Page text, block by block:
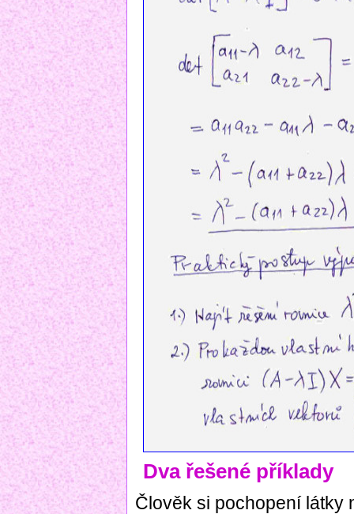
Dva řešené příklady
Člověk si pochopení látky